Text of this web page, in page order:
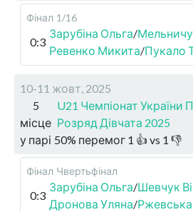
Фінал 1/16
0:3
Зарубіна Ольга/
Ревенко Микита/Пукало
10-11 жовт, 2025
5
місце
U21 Чемпіонат України
Розряд Дівчата 2025
у парі 50% перемог 1 👍 vs 1 👎
Фінал Чвертьфінал
0:3
Зарубіна Ольга/Шевчук
Дронова Уляна/